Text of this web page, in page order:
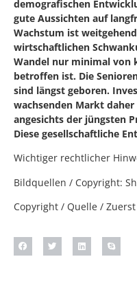
demografischen
gute Aussichten auf
Wachstum ist
wirtschaftlichen
Wandel nur minimal von
betroffen ist. Die
sind längst geboren.
wachsenden Markt
angesichts der jüngsten
Diese gesellschaftliche
Wichtiger rechtlicher
Bildquellen / Copyright:
Copyright / Quelle /